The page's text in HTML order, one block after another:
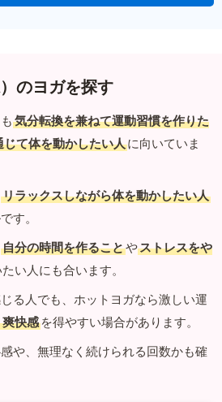
のヨガを探す
気分転換を兼ねて運動習慣を作りた
て体を動かしたい人に向いていま
リラックスしながら体を動かしたい人
す。
自分の時間を作ることやストレスをや
い人にも合います。
る人でも、ホットヨガなら激しい運
快感 を得やすい場合があります。
や、無理なく続けられる回数かも確